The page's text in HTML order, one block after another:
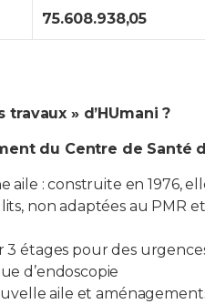
75.608.938,05
» d’HUmani ?
du Centre de Santé
aile : construite en 1976,
non adaptées au PMR
3 étages pour des
d’endoscopie
aile et